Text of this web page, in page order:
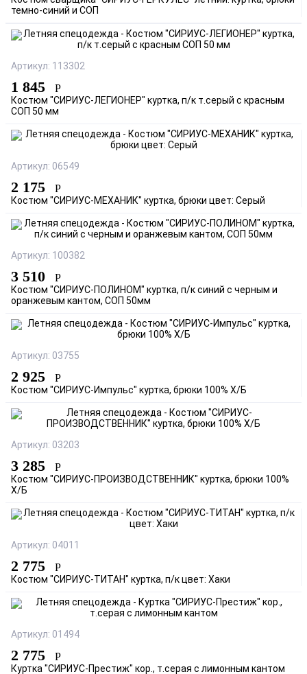
темно-синий и СОП
Артикул: 113302
1 845 Р
Костюм "СИРИУС-ЛЕГИОНЕР" куртка, п/к т.серый с красным
СОП 50 мм
Артикул: 06549
2 175 Р
Костюм "СИРИУС-МЕХАНИК" куртка, брюки цвет: Серый
Артикул: 100382
3 510 Р
Костюм "СИРИУС-ПОЛИНОМ" куртка, п/к синий с черным и
оранжевым кантом, СОП 50мм
Артикул: 03755
2 925 Р
Костюм "СИРИУС-Импульс" куртка, брюки 100% Х/Б
Артикул: 03203
3 285 Р
Костюм "СИРИУС-ПРОИЗВОДСТВЕННИК" куртка, брюки 100%
Х/Б
Артикул: 04011
2 775 Р
Костюм "СИРИУС-ТИТАН" куртка, п/к цвет: Хаки
Артикул: 01494
2 775 Р
Куртка "СИРИУС-Престиж" кор., т.серая с лимонным кантом